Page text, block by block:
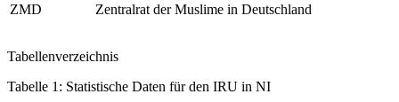
ZMD Zentralrat der Muslime in Deutschland
Tabellenverzeichnis
Tabelle 1: Statistische Daten für den IRU in NI